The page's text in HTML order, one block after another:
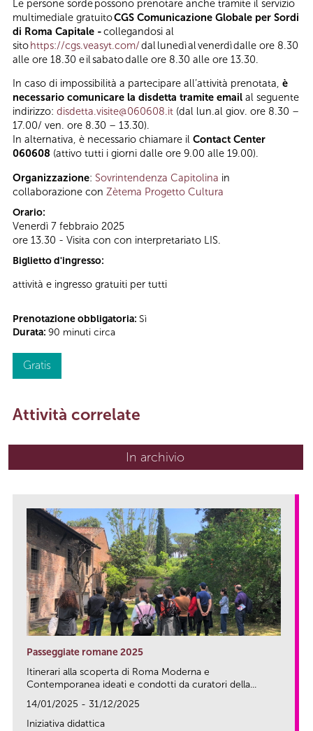
Le persone sorde possono prenotare anche tramite il servizio
multimediale gratuitoCGS Comunicazione Globale per Sordi
di Roma Capitale -collegandosi al
sitohttps://cgs.veasyt.com/dal lunedì al venerdì dalle ore 8.30
alle ore 18.30 e il sabato dalle ore 8.30 alle ore 13.30.
In caso di impossibilità a partecipare all’attività prenotata, è
necessario comunicare la disdetta tramite email al seguente
indirizzo: disdetta.visite@060608.it (dal lun.al giov. ore 8.30 –
17.00/ ven. ore 8.30 – 13.30).
In alternativa, è necessario chiamare il Contact Center
060608 (attivo tutti i giorni dalle ore 9.00 alle 19.00).
Organizzazione: Sovrintendenza Capitolina in
collaborazione con Zètema Progetto Cultura
Orario:
Venerdì 7 febbraio 2025
ore 13.30 - Visita con con interpretariato LIS.
Biglietto d'ingresso:
attività e ingresso gratuiti per tutti
Prenotazione obbligatoria: Sì
Durata: 90 minuti circa
Gratis
Attività correlate
In archivio
Passeggiate romane 2025
Itinerari alla scoperta di Roma Moderna e
Contemporanea ideati e condotti da curatori della...
14/01/2025 - 31/12/2025
Iniziativa didattica